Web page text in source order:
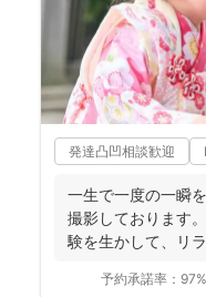
発達凸凹相談歓迎
一生で一度の一瞬
撮影しております
験を生かして、リ
予約承諾率： 97%